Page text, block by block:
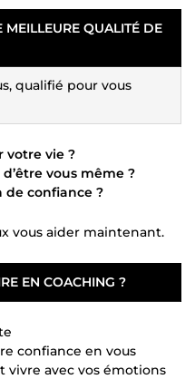
QUALITÉ DE
qualifié pour vous
votre vie ?
vous même ?
de confiance ?
vous aider maintenant.
EN COACHING ?
confiance en vous
vivre avec vos émotions